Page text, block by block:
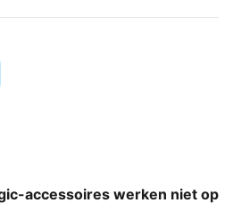
accessoires werken niet op